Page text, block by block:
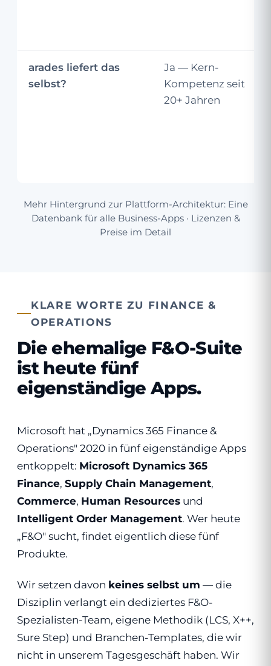
arades liefert das
selbst?
Ja — Kern-
Kompetenz seit
20+ Jahren
Mehr Hintergrund zur Plattform-Architektur: Eine
Datenbank für alle Business-Apps· Lizenzen &
Preise im Detail
KLARE WORTE ZU FINANCE &
OPERATIONS
Die ehemalige F&O-Suite
ist heute fünf
eigenständige Apps.
Microsoft hat „Dynamics 365 Finance &
Operations" 2020 in fünf eigenständige Apps
entkoppelt: Microsoft Dynamics 365
Finance, Supply Chain Management,
Commerce, Human Resources und
Intelligent Order Management. Wer heute
„F&O" sucht, findet eigentlich diese fünf
Produkte.
Wir setzen davon keines selbst um — die
Disziplin verlangt ein dediziertes F&O-
Spezialisten-Team, eigene Methodik (LCS, X++,
Sure Step) und Branchen-Templates, die wir
nicht in unserem Tagesgeschäft haben. Wir